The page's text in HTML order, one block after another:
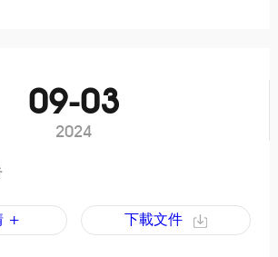
09-03
2024
+ 下載文件